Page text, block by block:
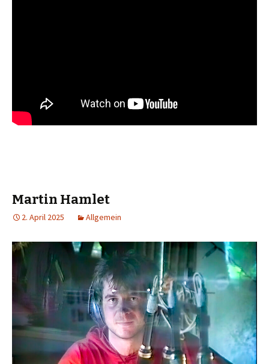
Martin Hamlet
2. April 2025 Allgemein